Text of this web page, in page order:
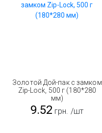
Золотой Дой-пак с замком
Zip-Lock, 500 г (180*280
мм)
9.52 грн. /шт